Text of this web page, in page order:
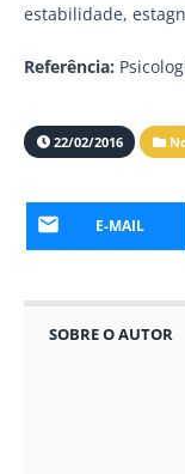
estabilidade,
Referência:
22/02/2016
E-MAIL
SOBRE O AUTOR